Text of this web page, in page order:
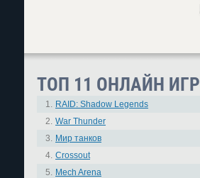
ТОП 11 ОНЛАЙН ИГР
1. RAID: Shadow Legends
2. War Thunder
3. Мир танков
4. Crossout
5. Mech Arena